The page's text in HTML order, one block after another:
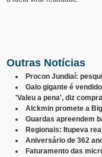
Outras Notícias
Procon Jundiaí:
Galo gigante é
'Valeu a pena', diz
Alckmin promete a
Guardas apreendem
Regionais: Itupeva
Aniversário de 362
Faturamento das